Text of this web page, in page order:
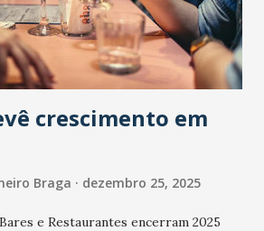
crescimento em
Braga dezembro 25, 2025
e Restaurantes encerram 2025